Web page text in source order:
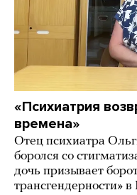
«Психиатрия
времена»
Отец психиатра
боролся со
дочь призывает
трансгендерности» в